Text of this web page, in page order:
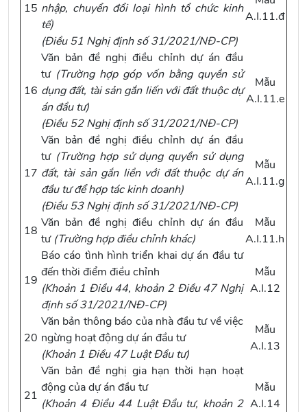
15 nhập, chuyển đổi loại hình tổ chức kinh
tế)
(Điều 51 Nghị định số 31/2021/NĐ-CP)
A.I.11.đ
16
Văn bản đề nghị điều chỉnh dự án đầu
tư (Trường hợp góp vốn bằng quyền sử
dụng đất, tài sản gắn liến với đất thuộc dự
án đầu tư)
(Điều 52 Nghị định số 31/2021/NĐ-CP)
Mẫu
A.I.11.e
17
Văn bản đề nghị điều chỉnh dự án đầu
tư (Trường hợp sử dụng quyền sử dụng
đất, tài sản gắn liền với đất thuộc dự án
đầu tư để hợp tác kinh doanh)
(Điều 53 Nghị định số 31/2021/NĐ-CP)
Mẫu
A.I.11.g
18
Văn bản đề nghị điều chỉnh dự án đầu
tư (Trường hợp điều chỉnh khác)
Mẫu
A.I.11.h
19
Báo cáo tình hình triển khai dự án đầu tư
đến thời điểm điều chỉnh
(Khoản 1 Điều 44, khoản 2 Điều 47 Nghị
định số 31/2021/NĐ-CP)
Mẫu
A.I.12
20
Văn bản thông báo của nhà đầu tư về việc
ngừng hoạt động dự án đầu tư
(Khoản 1 Điều 47 Luật Đầu tư)
Mẫu
A.I.13
21
Văn bản đề nghị gia hạn thời hạn hoạt
động của dự án đầu tư
(Khoản 4 Điều 44 Luật Đầu tư, khoản 2
Mẫu
A.I.14